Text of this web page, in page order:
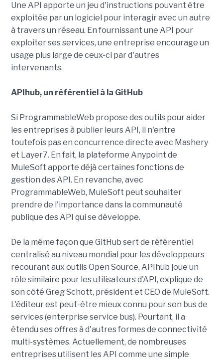
Une API apporte un jeu d'instructions pouvant être
exploitée par un logiciel pour interagir avec un autre
à travers un réseau. En fournissant une API pour
exploiter ses services, une entreprise encourage un
usage plus large de ceux-ci par d'autres
intervenants.
APIhub, un référentiel à la GitHub
Si ProgrammableWeb propose des outils pour aider
les entreprises à publier leurs API, il n'entre
toutefois pas en concurrence directe avec Mashery
et Layer7. En fait, la plateforme Anypoint de
MuleSoft apporte déjà certaines fonctions de
gestion des API. En revanche, avec
ProgrammableWeb, MuleSoft peut souhaiter
prendre de l'importance dans la communauté
publique des API qui se développe.
De la même façon que GitHub sert de référentiel
centralisé au niveau mondial pour les développeurs
recourant aux outils Open Source, APIhub joue un
rôle similaire pour les utilisateurs d'API, explique de
son côté Greg Schott, président et CEO de MuleSoft.
L'éditeur est peut-être mieux connu pour son bus de
services (enterprise service bus). Pourtant, il a
étendu ses offres à d'autres formes de connectivité
multi-systèmes. Actuellement, de nombreuses
entreprises utilisent les API comme une simple